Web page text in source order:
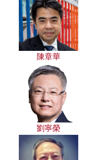
陳章華
劉寧榮